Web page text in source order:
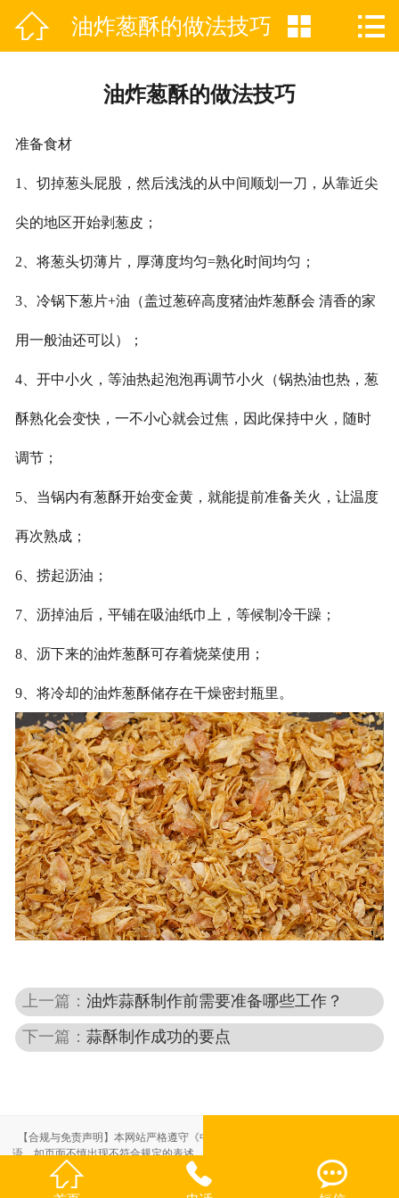
 网站首页
资质证书
 油炸葱酥的做法技巧  
油炸葱酥的做法技巧
准备食材
1、切掉葱头屁股，然后浅浅的从中间顺划一刀，从靠近尖
尖的地区开始剥葱皮；
2、将葱头切薄片，厚薄度均匀=熟化时间均匀；
3、冷锅下葱片+油（盖过葱碎高度猪油炸葱酥会 清香的家
用一般油还可以）；
4、开中小火，等油热起泡泡再调节小火（锅热油也热，葱
酥熟化会变快，一不小心就会过焦，因此保持中火，随时
调节；
5、当锅内有葱酥开始变金黄，就能提前准备关火，让温度
再次熟成；
6、捞起沥油；
7、沥掉油后，平铺在吸油纸巾上，等候制冷干躁；
8、沥下来的油炸葱酥可存着烧菜使用；
9、将冷却的油炸葱酥储存在干燥密封瓶里。
上一篇：油炸蒜酥制作前需要准备哪些工作？
下一篇：蒜酥制作成功的要点
  
【合规与免责声明】本网站严格遵守《中华人民共和国广告法》，尽力规范用
语。如页面不慎出现不符合规定的表述，敬请联系我们，将立即更正；相关内容
仅供参考，不构成交易依据。
本站部分素材来自网络，如有侵权，请联系删除。